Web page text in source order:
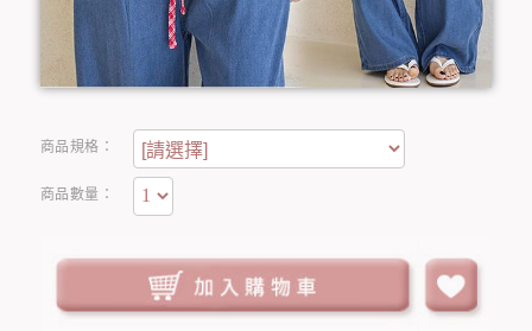
商品規格：
商品數量：